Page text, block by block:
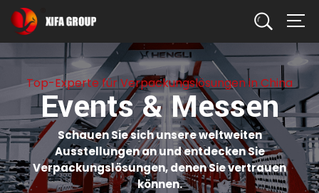
Suchen
Top-Experte für Verpackungslösungen in China
Events & Messen
Schauen Sie sich unsere weltweiten
Ausstellungen an und entdecken Sie
Verpackungslösungen, denen Sie vertrauen
können.